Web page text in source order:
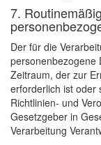
7.
Der für die
personenbezogene
Zeitraum, der zur
erforderlich ist oder
Richtlinien- und
Gesetzgeber in
Verarbeitung